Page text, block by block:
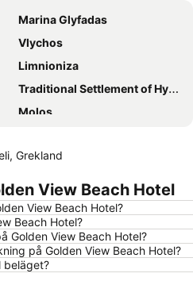
Marina Glyfadas
Vlychos
Limnioniza
Traditional Settlement of Hydra
Molos
Agia Marina
Limani Agias Marinas Aiginas
Palaia Fokaia
Epidavros Port
Anavysos
Temple of Poseidon
Grekland
View Beach Hotel
View Beach Hotel?
Beach Hotel?
Golden View Beach Hotel?
på Golden View Beach Hotel?
beläget?